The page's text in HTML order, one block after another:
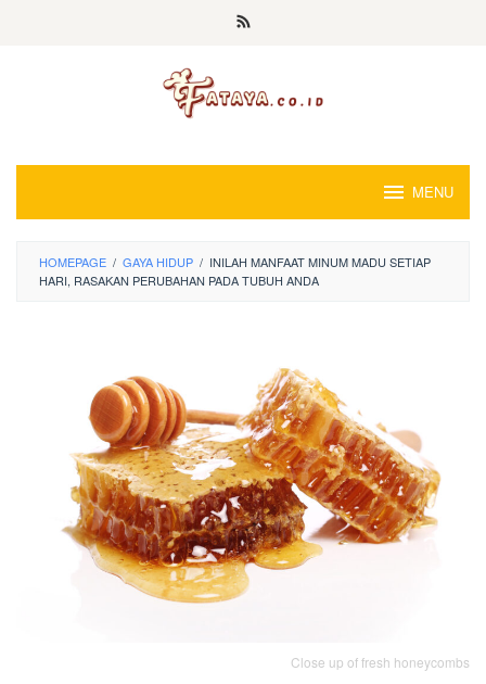
MENU
HOMEPAGE / GAYA HIDUP / INILAH MANFAAT MINUM MADU SETIAP
HARI, RASAKAN PERUBAHAN PADA TUBUH ANDA
Close up of fresh honeycombs